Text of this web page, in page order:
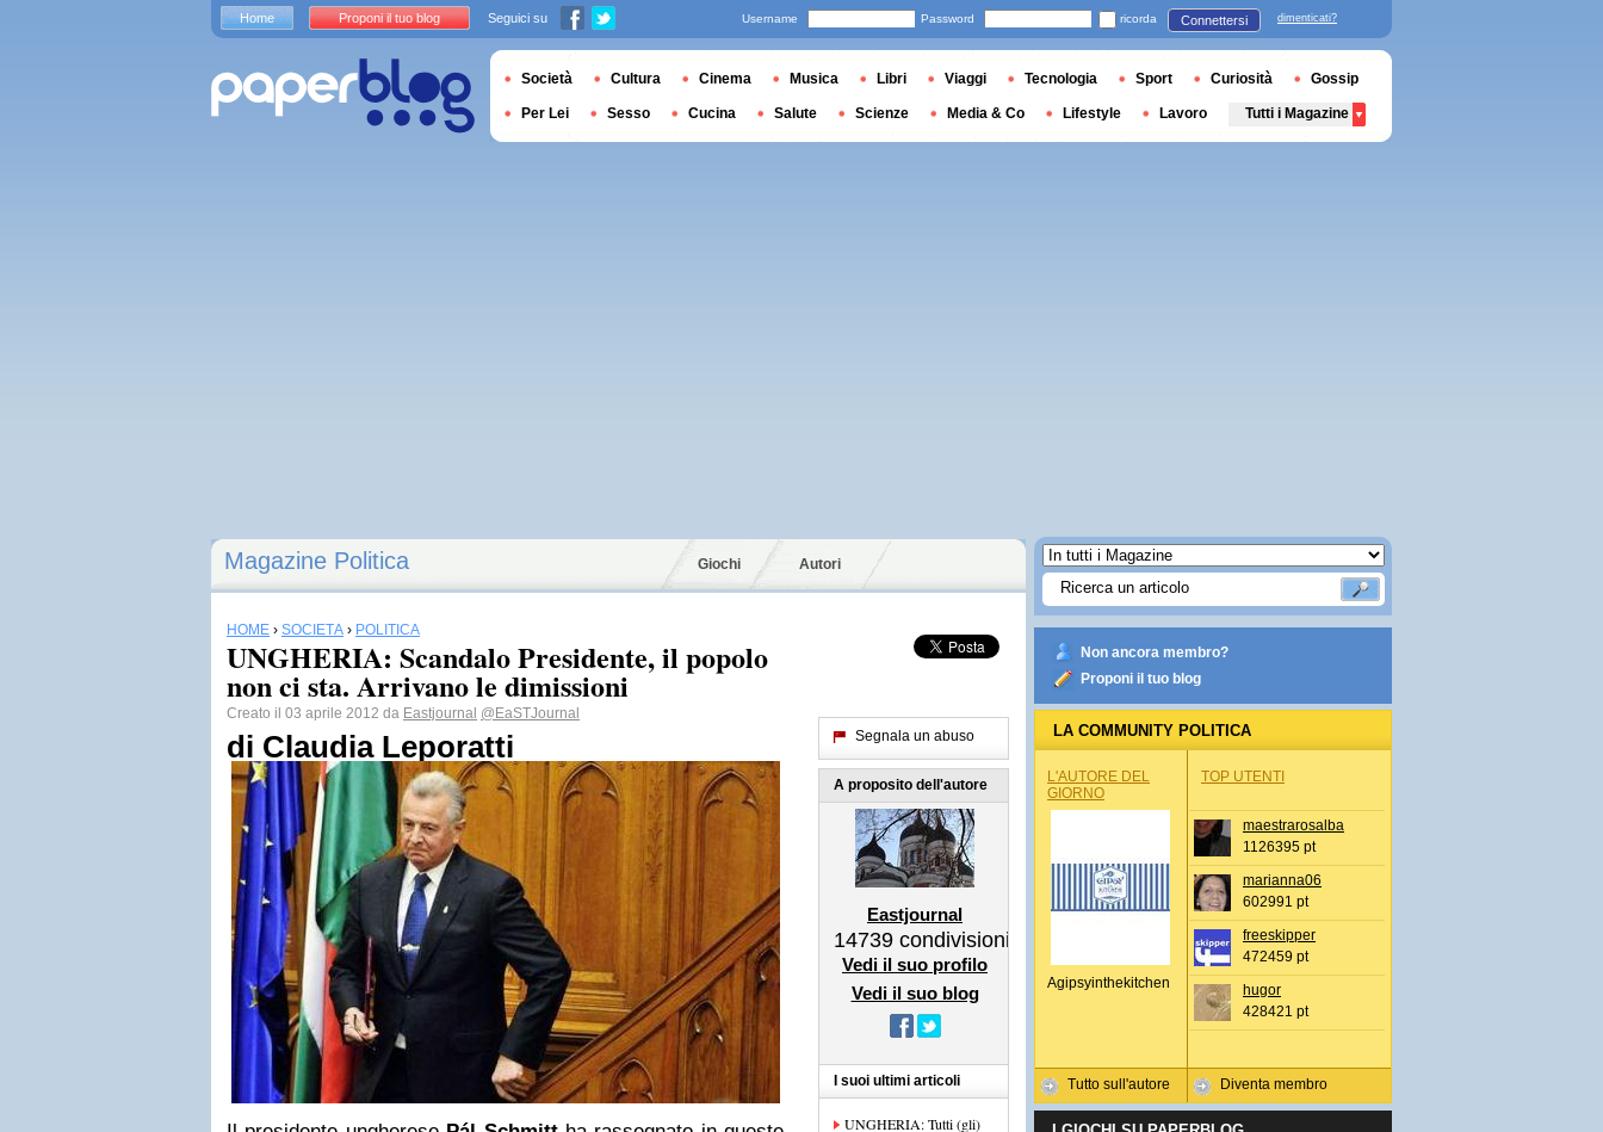
Magazine Politica Giochi Autori
HOME › SOCIETÀ › POLITICA
UNGHERIA: Scandalo Presidente, il popolo
non ci sta. Arrivano le dimissioni
Creato il 03 aprile 2012 da Eastjournal @EaSTJournal
di Claudia Leporatti Segnala un abuso
A proposito dell'autore
Eastjournal
14739 condivisioni
Vedi il suo profilo
Vedi il suo blog
I suoi ultimi articoli
UNGHERIA: Tutti (gli)
Non ancora membro?
Proponi il tuo blog
LA COMMUNITY POLITICA
L'AUTORE DEL
GIORNO
Agipsyinthekitchen
Tutto sull'autore
TOP UTENTI
maestrarosalba
1126395 pt
marianna06
602991 pt
freeskipper
472459 pt
hugor
428421 pt
Diventa membro
Home Proponi il tuo blog Seguici su Username Password ricorda Connettersi dimenticati?
Società Cultura Cinema Musica Libri Viaggi Tecnologia Sport Curiosità Gossip
Per Lei Sesso Cucina Salute Scienze Media & Co Lifestyle Lavoro Tutti i Magazine